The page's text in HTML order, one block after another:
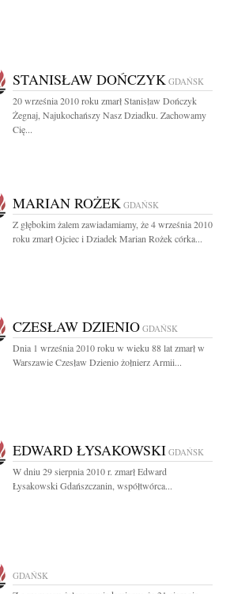
STANISŁAW DOŃCZYK GDAŃSK
20 września 2010 roku zmarł Stanisław Dończyk
Żegnaj, Najukochańszy Nasz Dziadku. Zachowamy
Cię...
MARIAN ROŻEK GDAŃSK
Z głębokim żalem zawiadamiamy, że 4 września 2010
roku zmarł Ojciec i Dziadek Marian Rożek córka...
CZESŁAW DZIENIO GDAŃSK
Dnia 1 września 2010 roku w wieku 88 lat zmarł w
Warszawie Czesław Dzienio żołnierz Armii...
EDWARD ŁYSAKOWSKI GDAŃSK
W dniu 29 sierpnia 2010 r. zmarł Edward
Łysakowski Gdańszczanin, współtwórca...
GDAŃSK